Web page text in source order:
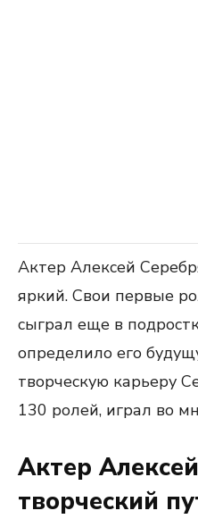
Актер Алексей
яркий. Свои первые
сыграл еще в
определило его
творческую карьеру
130 ролей, играл во
Актер
творческий